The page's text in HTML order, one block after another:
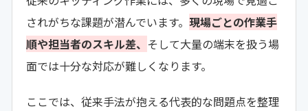
されがちな課題が潜んでいます。 現場ごとの作業手
順や担当者のスキル差、 そして大量の端末を扱う場
面では十分な対応が難しくなります。
ここでは、従来手法が抱える代表的な問題点を整理